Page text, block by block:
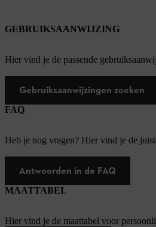
GEBRUIKSAANWIJZING
Hier vind je de passende
Gebruiksaanwijzingen zoeken
FAQ
Heb je nog vragen? Hier vind je de
Antwoorden in de FAQ
MAATTABEL
Hier vind je de maattabel voor